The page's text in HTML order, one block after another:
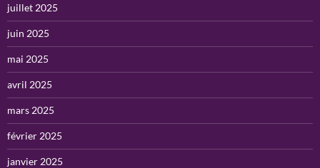
juillet 2025
juin 2025
mai 2025
avril 2025
mars 2025
février 2025
janvier 2025